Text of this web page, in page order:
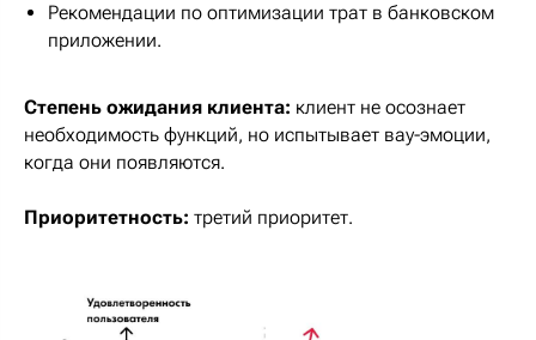
Рекомендации по оптимизации трат в банковском
приложении.
Степень ожидания клиента: клиент не осознает
необходимость функций, но испытывает вау-эмоции,
когда они появляются.
Приоритетность: третий приоритет.